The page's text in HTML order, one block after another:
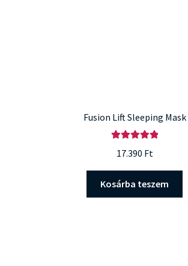
Fusion Lift Sleeping Mask
17.390 Ft
Kosárba teszem